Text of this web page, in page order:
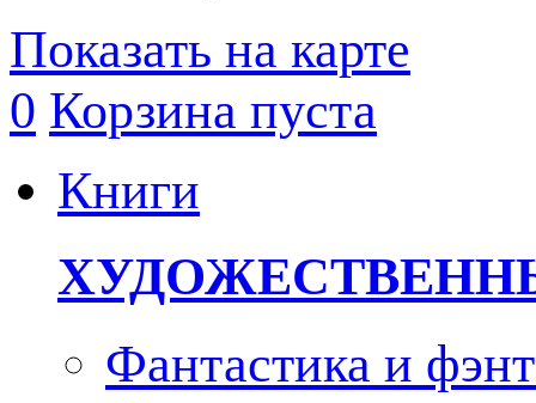
Показать на карте
0 Корзина пуста
Книги
Фантастика и